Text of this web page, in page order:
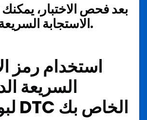
بعد فحص الاختبار،
الاستجابة السريعة الخاص بك.
استخدام رمز
السريعة
لبودكاست DTC الخاص بك